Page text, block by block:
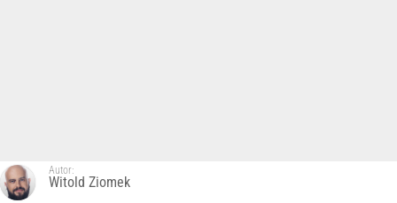
Autor:
Witold Ziomek